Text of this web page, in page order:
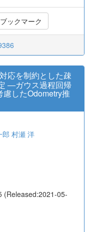
ックマーク
応を制約とした疎
―ガウス過程回帰
したOdometry推
郎 村瀬 洋
(Released:2021-05-